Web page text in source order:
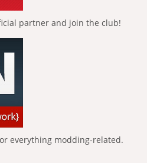
partner and join the club!
everything modding-related.